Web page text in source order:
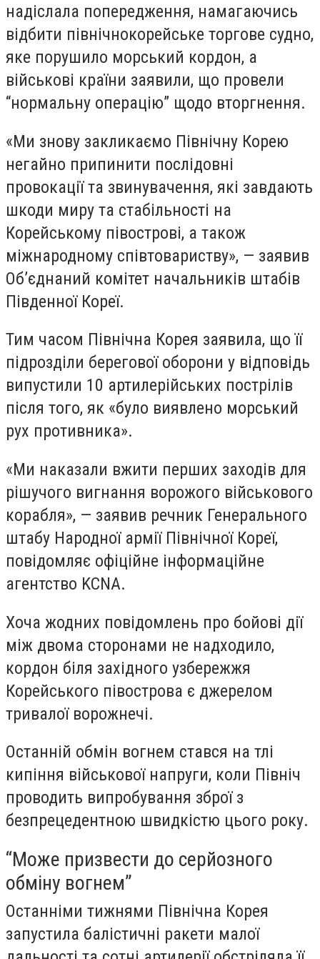
надіслала попередження, намагаючись
відбити північнокорейське торгове судно,
яке порушило морський кордон, а
військові країни заявили, що провели
“нормальну операцію” щодо вторгнення.
«Ми знову закликаємо Північну Корею
негайно припинити послідовні
провокації та звинувачення, які завдають
шкоди миру та стабільності на
Корейському півострові, а також
міжнародному співтовариству», — заявив
Об’єднаний комітет начальників штабів
Південної Кореї.
Тим часом Північна Корея заявила, що її
підрозділи берегової оборони у відповідь
випустили 10 артилерійських пострілів
після того, як «було виявлено морський
рух противника».
«Ми наказали вжити перших заходів для
рішучого вигнання ворожого військового
корабля», — заявив речник Генерального
штабу Народної армії Північної Кореї,
повідомляє офіційне інформаційне
агентство KCNA.
Хоча жодних повідомлень про бойові дії
між двома сторонами не надходило,
кордон біля західного узбережжя
Корейського півострова є джерелом
тривалої ворожнечі.
Останній обмін вогнем стався на тлі
кипіння військової напруги, коли Північ
проводить випробування зброї з
безпрецедентною швидкістю цього року.
“Може призвести до серйозного
обміну вогнем”
Останніми тижнями Північна Корея
запустила балістичні ракети малої